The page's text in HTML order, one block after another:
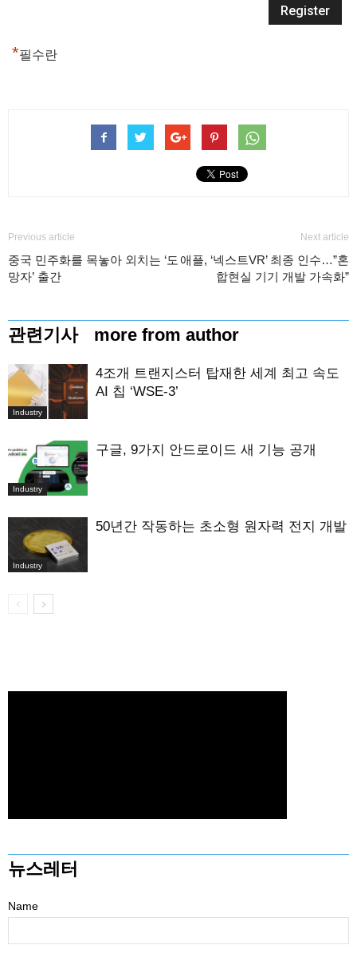
*필수란
Previous article
중국 민주화를 목놓아 외치는 ‘도
망자’ 출간
Next article
애플, ‘넥스트VR’ 최종 인수…”혼
합현실 기기 개발 가속화”
관련기사 more from author
Industry
4조개 트랜지스터 탑재한 세계 최고 속도
AI 칩 ‘WSE-3’
Industry
구글, 9가지 안드로이드 새 기능 공개
Industry
50년간 작동하는 초소형 원자력 전지 개발
뉴스레터
Name